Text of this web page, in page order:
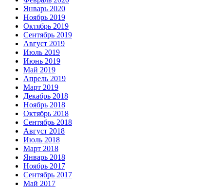
Январь 2020
Ноябрь 2019
Октябрь 2019
Сентябрь 2019
Август 2019
Июль 2019
Июнь 2019
Май 2019
Апрель 2019
Март 2019
Декабрь 2018
Ноябрь 2018
Октябрь 2018
Сентябрь 2018
Август 2018
Июль 2018
Март 2018
Январь 2018
Ноябрь 2017
Сентябрь 2017
Май 2017